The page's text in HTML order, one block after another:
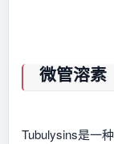
微管溶素
Tubulysins是一